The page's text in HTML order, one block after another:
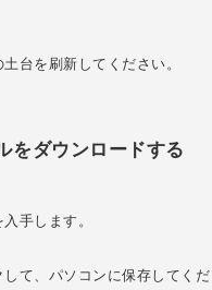
台を刷新してください。
をダウンロードする
手します。
て、パソコンに保存してくだ